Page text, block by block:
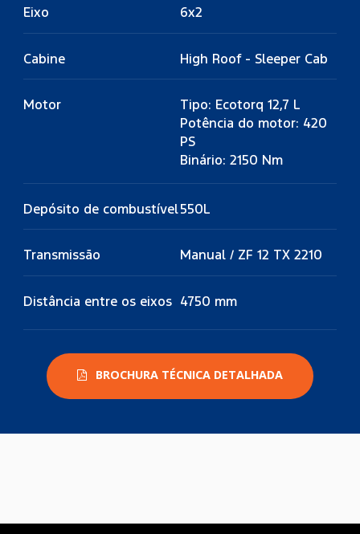
Eixo 6x2
Cabine High Roof - Sleeper Cab
Motor
Tipo: Ecotorq 12,7 L
Potência do motor: 420
PS
Binário: 2150 Nm
Depósito de combustível550L
Transmissão Manual / ZF 12 TX 2210
Distância entre os eixos 4750 mm
BROCHURA TÉCNICA DETALHADA